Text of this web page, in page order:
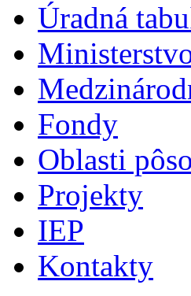
Úradná
Fondy
Oblasti
Projekty
IEP
Kontakty